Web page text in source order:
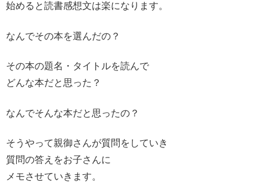
始めると読書感想文は楽になります。
なんでその本を選んだの？
その本の題名・タイトルを読んで
どんな本だと思った？
なんでそんな本だと思ったの？
そうやって親御さんが質問をしていき
質問の答えをお子さんに
メモさせていきます。